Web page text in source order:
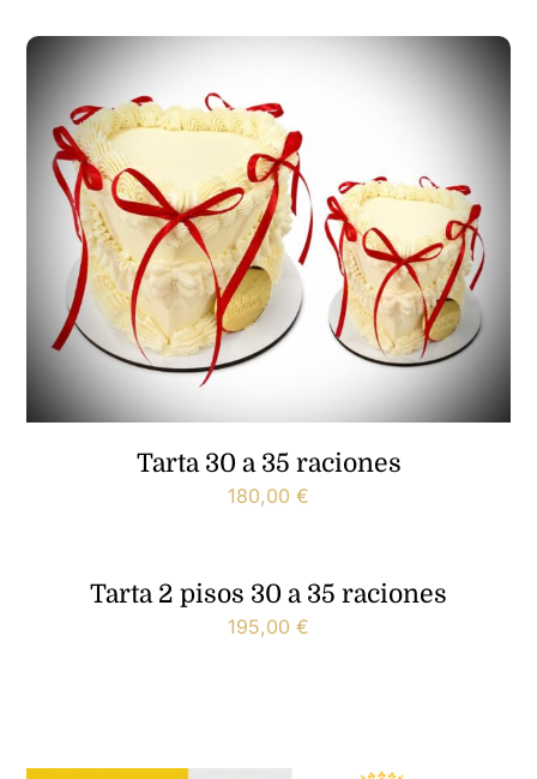
Tarta 30 a 35 raciones
180,00 €
Tarta 2 pisos 30 a 35 raciones
195,00 €